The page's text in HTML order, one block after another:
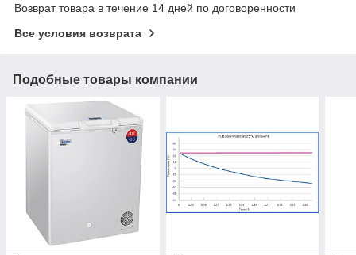
Возврат товара в течение 14 дней по договоренности
Все условия возврата
Подобные товары компании